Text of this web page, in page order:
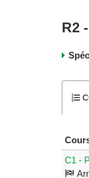
R2
C1 -